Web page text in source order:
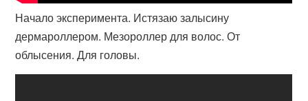
Начало эксперимента. Истязаю залысину
дермароллером. Мезороллер для волос. От
облысения. Для головы.